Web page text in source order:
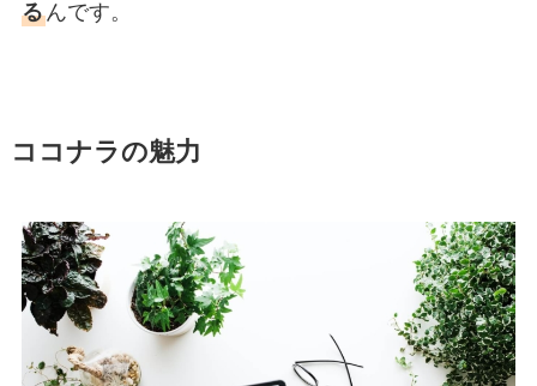
るんです。
ココナラの魅力